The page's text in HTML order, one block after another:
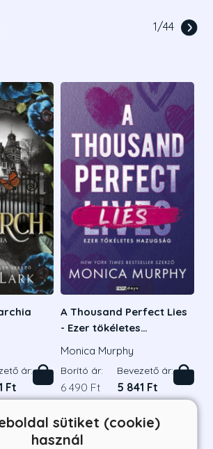
1/44
ár:
Ft
A Thousand Perfect Lies
- Ezer tökéletes
hazugság
Monica Murphy
Borító ár:
6 490 Ft
Bevezető ár:
5 841 Ft
sütiket (cookie)
használ